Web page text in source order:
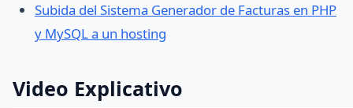
Subida del Sistema Generador de Facturas en PHP
y MySQL a un hosting
Video Explicativo